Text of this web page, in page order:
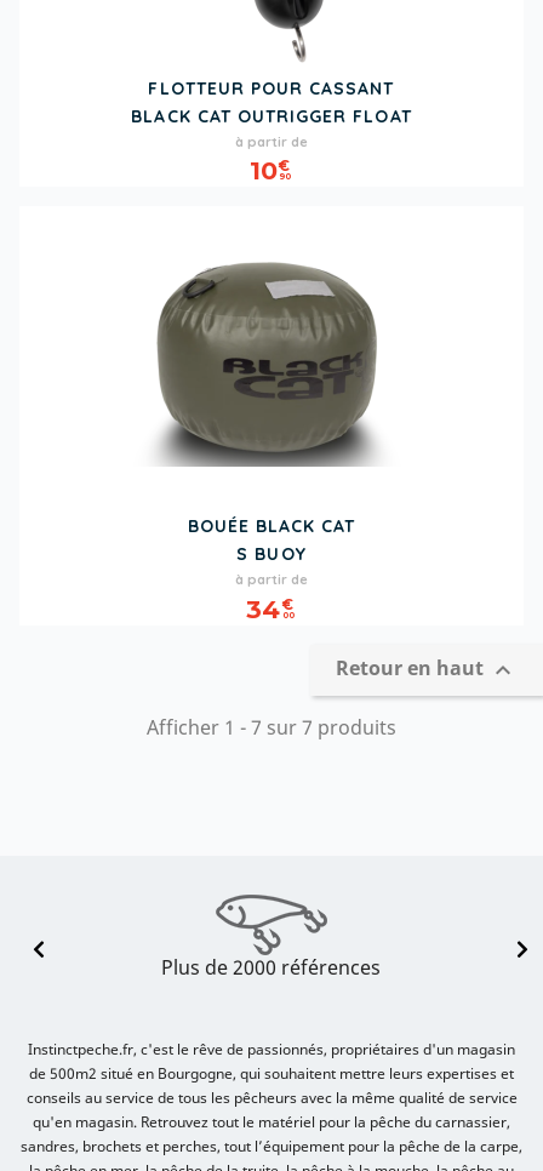
FLOTTEUR POUR CASSANT
BLACK CAT OUTRIGGER FLOAT
Prix
à partir de
10€
90
BOUÉE BLACK CAT
S BUOY
Prix
à partir de
34€
00
Retour en haut 
Afficher 1 - 7 sur 7 produits
Plus de 2000 références
Instinctpeche.fr, c'est le rêve de passionnés, propriétaires d'un magasin
de 500m2 situé en Bourgogne, qui souhaitent mettre leurs expertises et
conseils au service de tous les pêcheurs avec la même qualité de service
qu'en magasin. Retrouvez tout le matériel pour la pêche du carnassier,
sandres, brochets et perches, tout l’équipement pour la pêche de la carpe,